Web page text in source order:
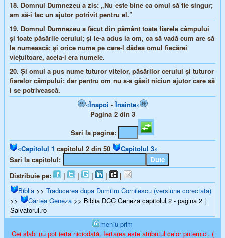
18. Domnul Dumnezeu a zis: „Nu este bine ca omul să fie singur;
am să-i fac un ajutor potrivit pentru el.”
19. Domnul Dumnezeu a făcut din pământ toate fiarele câmpului
şi toate păsările cerului; şi le-a adus la om, ca să vadă cum are să
le numească; şi orice nume pe care-l dădea omul fiecărei
vieţuitoare, acela-i era numele.
20. Şi omul a pus nume tuturor vitelor, păsărilor cerului şi tuturor
fiarelor câmpului; dar pentru om nu s-a găsit niciun ajutor care să
i se potrivească.
«Înapoi -Înainte»
Pagina 2 din 3
Sari la pagina:
«Capitolul 1 capitolul 2 din 50
Capitolul 3»
Sari la capitolul:
Distribuie pe:
| | | |
|
Biblia >> Traducerea dupa Dumitru Cornilescu (versiune corectata)
>>
Cartea Geneza >> Biblia DCC Geneza capitolul 2 - pagina 2 |
Salvatorul.ro
meniu prim
Cei slabi nu pot ierta niciodată. Iertarea este atributul celor puternici. (